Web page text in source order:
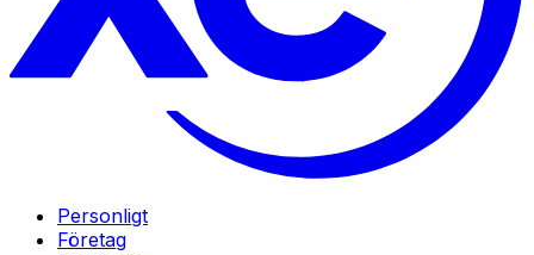
Personligt
Företag